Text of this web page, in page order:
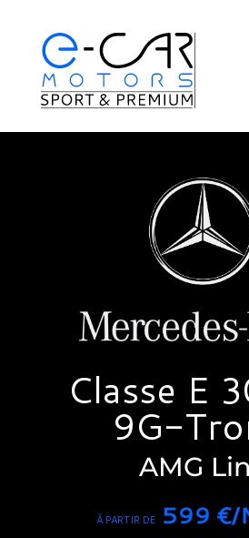
Classe E
9G-
AMG
À PARTIR DE 599 €/